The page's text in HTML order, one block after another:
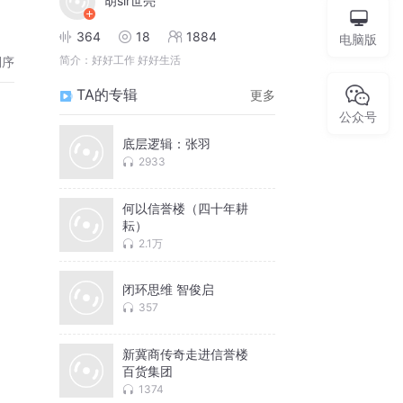
364 18 1884
简介： 好好工作 好好生活
TA的专辑 更多
底层逻辑：张羽
2933
何以信誉楼（四十年耕
耘）
2.1万
闭环思维 智俊启
357
新冀商传奇走进信誉楼
百货集团
1374
电脑版
公众号